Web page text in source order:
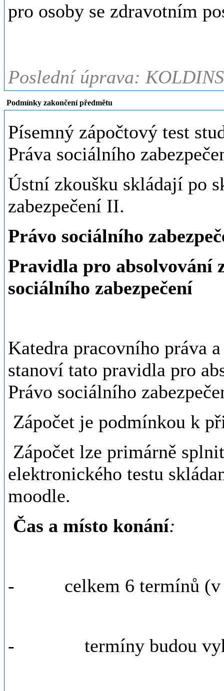
pro osoby se zdravotním
Poslední úprava:
Podmínky zakončení předmětu
Písemný zápočtový test
Práva sociálního
Ústní zkoušku skládají po
zabezpečení II.
Právo sociálního
Pravidla pro absolvování
sociálního zabezpečení
Katedra pracovního práva
stanoví tato pravidla pro
Právo sociálního
Zápočet je podmínkou k
Zápočet lze primárně
elektronického testu
moodle.
Čas a místo konání:
- celkem 6 termínů (v
- termíny budou